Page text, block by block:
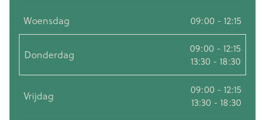
Woensdag 09:00 - 12:15
Donderdag
09:00 - 12:15
13:30 - 18:30
Vrijdag
09:00 - 12:15
13:30 - 18:30